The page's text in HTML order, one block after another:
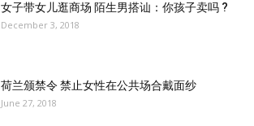
女子带女儿逛商场 陌生男搭讪：你孩子卖吗 ?
December 3, 2018
荷兰颁禁令 禁止女性在公共场合戴面纱
June 27, 2018